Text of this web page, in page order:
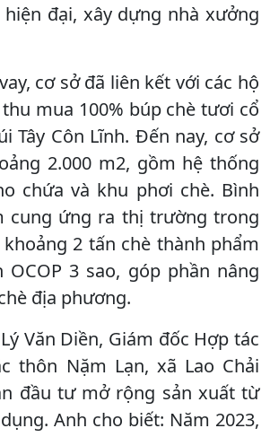
đại, xây dựng nhà xưởng
cơ sở đã liên kết với các hộ
mua 100% búp chè tươi cổ
Tây Côn Lĩnh. Đến nay, cơ sở
2.000 m2, gồm hệ thống
chứa và khu phơi chè. Bình
cung ứng ra thị trường trong
2 tấn chè thành phẩm
OCOP 3 sao, góp phần nâng
địa phương.
Văn Diền, Giám đốc Hợp tác
thôn Nặm Lạn, xã Lao Chải
đầu tư mở rộng sản xuất từ
Anh cho biết: Năm 2023,